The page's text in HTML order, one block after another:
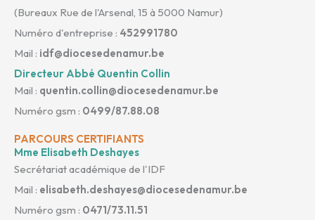
(Bureaux Rue de l'Arsenal, 15 à 5000 Namur)
Numéro d'entreprise : 452991780
Mail : idf@diocesedenamur.be
Directeur Abbé Quentin Collin
Mail : quentin.collin@diocesedenamur.be
Numéro gsm : 0499/87.88.08
PARCOURS CERTIFIANTS
Mme Elisabeth Deshayes
Secrétariat académique de l'IDF
Mail : elisabeth.deshayes@diocesedenamur.be
Numéro gsm : 0471/73.11.51